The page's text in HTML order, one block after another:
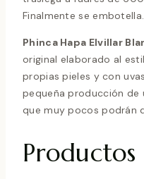
Finalmente se embotella.
Phinca Hapa Elvillar
original elaborado al
propias pieles y con
pequeña producción de
que muy pocos podrán
Productos